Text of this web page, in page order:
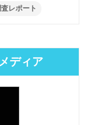
レポート
ディア